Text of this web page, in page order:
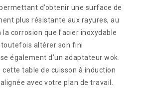
d’obtenir une surface de
plus résistante aux rayures, au
corrosion que l’acier inoxydable
altérer son fini
également d’un adaptateur wok.
cette table de cuisson à induction
avec votre plan de travail.